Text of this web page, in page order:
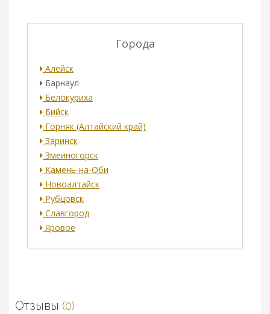
Города
Алейск
Барнаул
Белокуриха
Бийск
Горняк (Алтайский край)
Заринск
Змеиногорск
Камень-на-Оби
Новоалтайск
Рубцовск
Славгород
Яровое
Отзывы (0)